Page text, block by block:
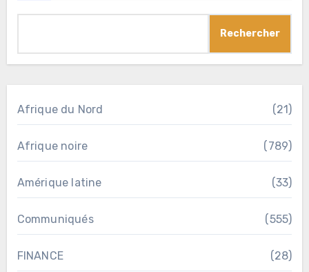
Rechercher
Afrique du Nord (21)
Afrique noire (789)
Amérique latine (33)
Communiqués (555)
FINANCE (28)